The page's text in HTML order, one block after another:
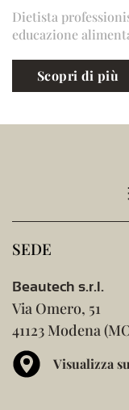
Dietista
educazione
Scopri di più
SEDE
Beautech s.r.l.
Via Omero, 51
41123 Modena
Visualizza